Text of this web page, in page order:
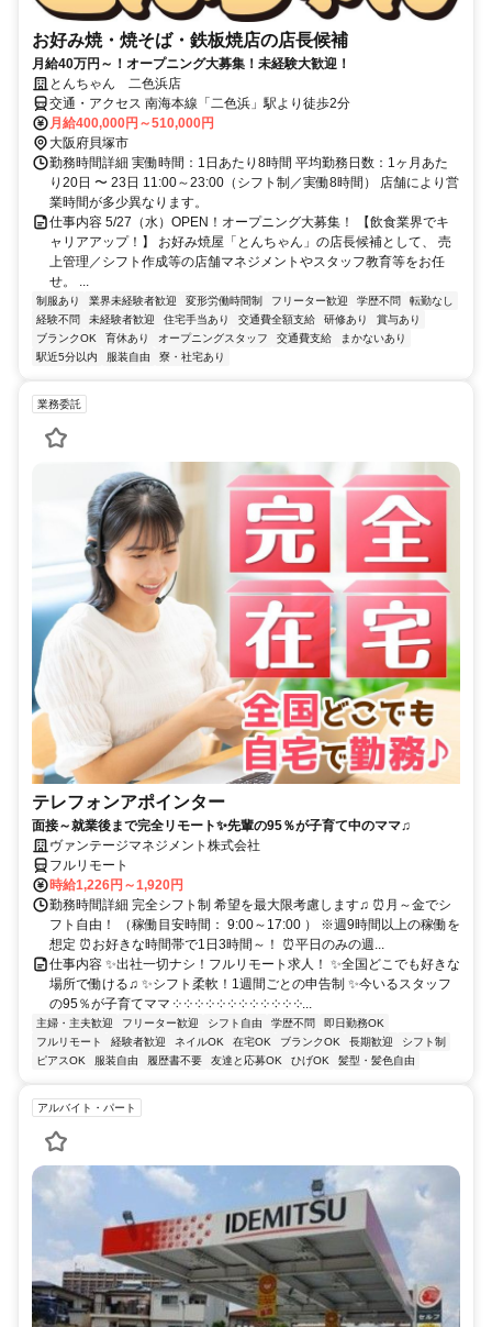
お好み焼・焼そば・鉄板焼店の店長候補
月給40万円～！オープニング大募集！未経験大歓迎！
とんちゃん 二色浜店
交通・アクセス 南海本線「二色浜」駅より徒歩2分
月給400,000円～510,000円
大阪府貝塚市
勤務時間詳細 実働時間：1日あたり8時間 平均勤務日数：1ヶ月あた
り20日 〜 23日 11:00～23:00（シフト制／実働8時間） 店舗により営
業時間が多少異なります。
仕事内容 5/27（水）OPEN！オープニング大募集！ 【飲食業界でキ
ャリアアップ！】 お好み焼屋「とんちゃん」の店長候補として、 売
上管理／シフト作成等の店舗マネジメントやスタッフ教育等をお任
せ。 ...
制服あり 業界未経験者歓迎 変形労働時間制 フリーター歓迎 学歴不問
転勤なし
経験不問
未経験者歓迎 住宅手当あり 交通費全額支給 研修あり
賞与あり
ブランクOK
育休あり オープニングスタッフ 交通費支給
まかないあり
駅近5分以内
服装自由 寮・社宅あり
業務委託
テレフォンアポインター
面接～就業後まで完全リモート✨先輩の95％が子育て中のママ♫
ヴァンテージマネジメント株式会社
フルリモート
時給1,226円～1,920円
勤務時間詳細 完全シフト制 希望を最大限考慮します♫ ⏰月～金でシ
フト自由！ （稼働目安時間： 9:00～17:00 ） ※週9時間以上の稼働を
想定 ⏰お好きな時間帯で1日3時間～！ ⏰平日のみの週...
仕事内容 ✨出社一切ナシ！フルリモート求人！ ✨全国どこでも好きな
場所で働ける♫ ✨シフト柔軟！1週間ごとの申告制 ✨今いるスタッフ
の95％が子育てママ ༶ ༶ ༶ ༶ ༶ ༶ ༶ ༶ ༶ ༶ ༶ ༶...
主婦・主夫歓迎 フリーター歓迎 シフト自由 学歴不問
即日勤務OK
フルリモート
経験者歓迎 ネイルOK 在宅OK ブランクOK 長期歓迎
シフト制
ピアスOK
服装自由 履歴書不要 友達と応募OK ひげOK 髪型・髪色自由
アルバイト・パート